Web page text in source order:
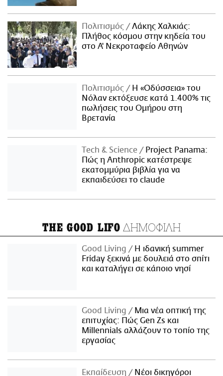
Πολιτισμός
Λάκης Χαλκιάς:
Πλήθος κόσμου στην κηδεία του
στο Α' Νεκροταφείο Αθηνών
Πολιτισμός
Η «Οδύσσεια» του
Νόλαν εκτόξευσε κατά 1.400% τις
πωλήσεις του Ομήρου στη
Βρετανία
Τech & Science
Project Panama:
Πώς η Anthropic κατέστρεψε
εκατομμύρια βιβλία για να
εκπαιδεύσει το claude
THE GOOD LIFO ΔΗΜΟΦΙΛΗ
Good Living
Η ιδανική summer
Friday ξεκινά με δουλειά στο σπίτι
και καταλήγει σε κάποιο νησί
Good Living
Μια νέα οπτική της
επιτυχίας: Πώς Gen Zs και
Millennials αλλάζουν το τοπίο της
εργασίας
Εκπαίδευση
Νέοι δικηγόροι